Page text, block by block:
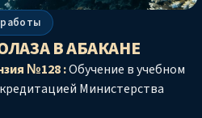
В АБАКАНЕ
№128 :Обучение в учебном
Министерства